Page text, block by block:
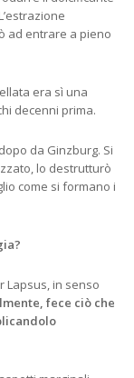
ad entrare a pieno
era sì una
decenni prima.
da Ginzburg. Si
lo destrutturò
come si formano i
Lapsus, in senso
fece ciò che